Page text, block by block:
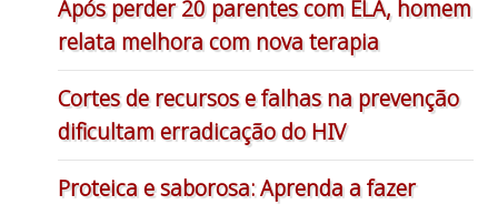
Após perder 20 parentes com ELA, homem
relata melhora com nova terapia
Cortes de recursos e falhas na prevenção
dificultam erradicação do HIV
Proteica e saborosa: Aprenda a fazer